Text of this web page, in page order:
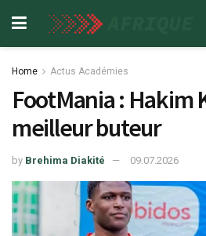
Home Actus Académies
FootMania : Hakim
meilleur buteur
by Brehima Diakité 09.07.2026